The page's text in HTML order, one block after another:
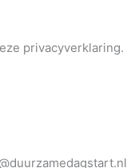
privacyverklaring.